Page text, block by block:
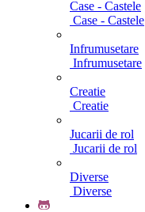
Case - Castele
Case - Castele
Infrumusetare
Infrumusetare
Creatie
Creatie
Jucarii de rol
Jucarii de rol
Diverse
Diverse